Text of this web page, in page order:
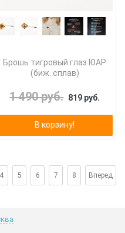
Брошь тигровый глаз ЮАР
(биж. сплав)
1 490 руб. 819 руб.
В корзину!
4 5 6 7 8 Вперед